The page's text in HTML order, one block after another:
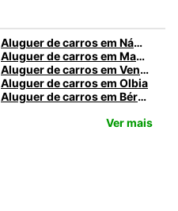
Aluguer de carros em Nápoles
Aluguer de carros em Madrid
Aluguer de carros em Veneza
Aluguer de carros em Olbia
Aluguer de carros em Bérgamo
Ver mais